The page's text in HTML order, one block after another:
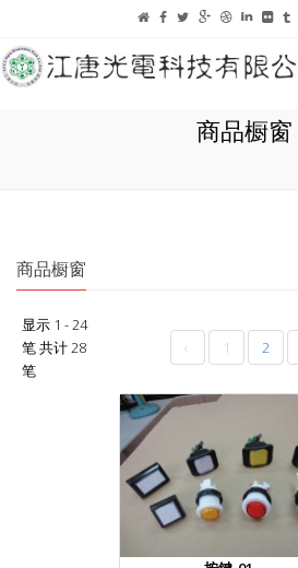
商品橱窗
商品橱窗
显示 1 - 24
笔 共计 28
笔
‹ 1 2